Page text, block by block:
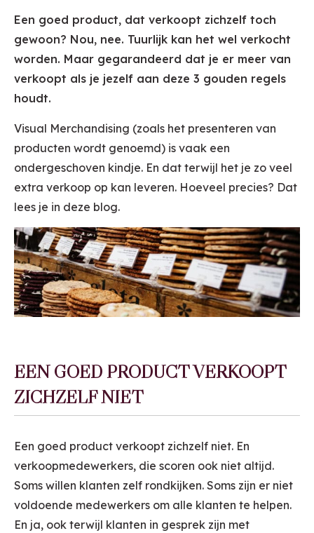
Een goed product, dat verkoopt zichzelf toch
gewoon? Nou, nee. Tuurlijk kan het wel verkocht
worden. Maar gegarandeerd dat je er meer van
verkoopt als je jezelf aan deze 3 gouden regels
houdt.
Visual Merchandising (zoals het presenteren van
producten wordt genoemd) is vaak een
ondergeschoven kindje. En dat terwijl het je zo veel
extra verkoop op kan leveren. Hoeveel precies? Dat
lees je in deze blog.
EEN GOED PRODUCT VERKOOPT
ZICHZELF NIET
Een goed product verkoopt zichzelf niet. En
verkoopmedewerkers, die scoren ook niet altijd.
Soms willen klanten zelf rondkijken. Soms zijn er niet
voldoende medewerkers om alle klanten te helpen.
En ja, ook terwijl klanten in gesprek zijn met